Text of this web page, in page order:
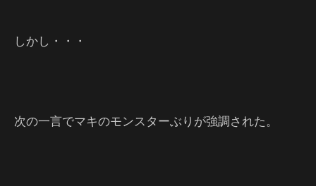
しかし・・・
次の一言でマキのモンスターぶりが強調された。